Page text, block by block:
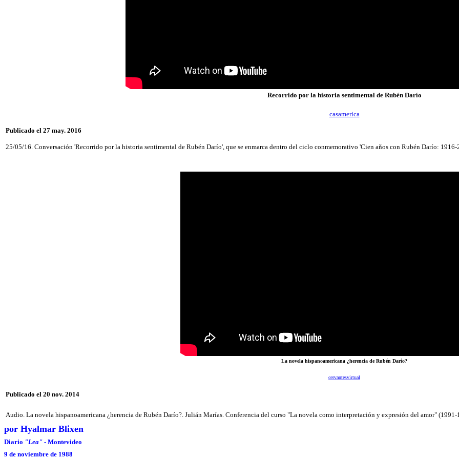
Recorrido por la historia sentimental de Rubén Darío
casamerica
Publicado el 27 may. 2016
25/05/16. Conversación 'Recorrido por la historia sentimental de Rubén Darío', que se enmarca dentro del ciclo conmemorativo 'Cien años con Rubén Darío: 1916-
La novela hispanoamericana ¿herencia de Rubén Darío?
cervantesvirtual
Publicado el 20 nov. 2014
Audio. La novela hispanoamericana ¿herencia de Rubén Darío?. Julián Marías. Conferencia del curso "La novela como interpretación y expresión del amor"
por Hyalmar Blixen
Diario "Lea" - Montevideo
9 de noviembre de 1988